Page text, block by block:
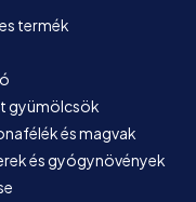
termék
gyümölcsök
és magvak
és gyógynövények